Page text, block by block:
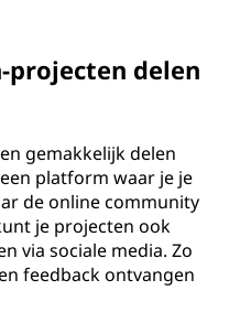
projecten delen
gemakkelijk delen
platform waar je je
de online community
je projecten ook
via sociale media. Zo
feedback ontvangen